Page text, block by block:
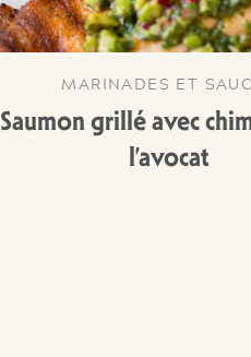
MARINADES ET
Saumon grillé avec
l’avocat